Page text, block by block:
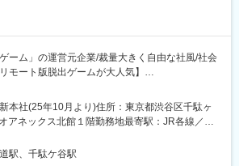
ーム、映画、ドラマ、CM等の企画制作
テインメント
等の企画製作
買付、販売、配給
各種新技術の研究開発
ション事業
ベーション施設「incube」の運営
ンツ事業の遊技機・CG映像開発に関しての求
ゲーム」の運営元企業/裁量大きく自由な社風/社会
モート版脱出ゲームが大人気】
ム」を企画・運営している同社にて、コンテン
するために、全体のディレクション～制作まで
。扱うものは、パネルや看板のような平面の物
かりなものまで様々です。人気のゲームや映
ニメとコラボした世界観を造り上げていただき
本社(25年10月より)住所：東京都渋谷区千駄ヶ
アネックス北館１階勤務地最寄駅：JR各線／
対策：敷地内喫煙可能場所あり変更の範囲：会
駅、千駄ケ谷駅